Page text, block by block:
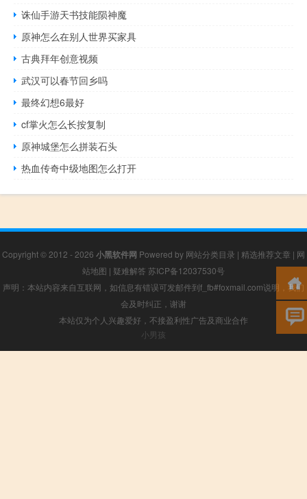
诛仙手游天书技能陨神魔
原神怎么在别人世界买家具
古典拜年创意视频
武汉可以春节回乡吗
最终幻想6最好
cf掌火怎么长按复制
原神城堡怎么拼装石头
热血传奇中级地图怎么打开
Copyright © 2012 - 2026 小黑软件网 Powered by 网站分类目录 | 精选推荐文章 | 网
站地图 | 疑难解答 苏ICP备12037530号
声明：本站内容来自互联网，如信息有错误可发邮件到f_fb#foxmail.com说明，我们
会及时纠正，谢谢
本站仅为个人兴趣爱好，不接盈利性广告及商业合作
小男孩